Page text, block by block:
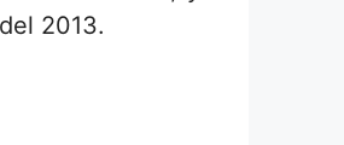
2013.